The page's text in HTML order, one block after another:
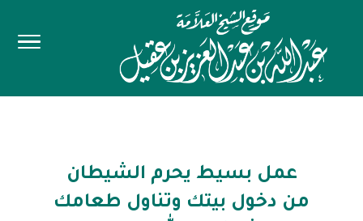
عمل بسيط يحرم الشيطان
من دخول بيتك وتناول طعامك